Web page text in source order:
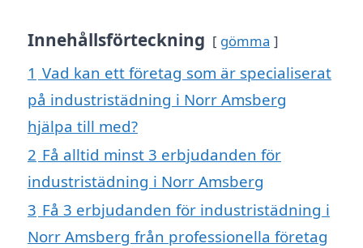
Innehållsförteckning gömma
1 Vad kan ett företag som är specialiserat
på industristädning i Norr Amsberg
hjälpa till med?
2 Få alltid minst 3 erbjudanden för
industristädning i Norr Amsberg
3 Få 3 erbjudanden för industristädning i
Norr Amsberg från professionella företag